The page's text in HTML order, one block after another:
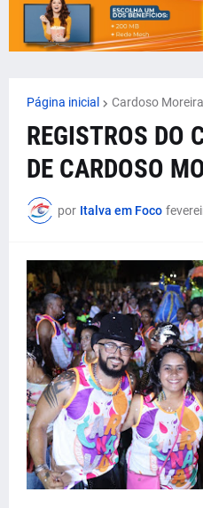
Página inicial Cardoso Moreira
REGISTROS DO
DE CARDOSO
por Italva em Foco